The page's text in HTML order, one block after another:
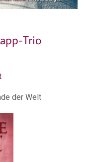
Trio
der Welt